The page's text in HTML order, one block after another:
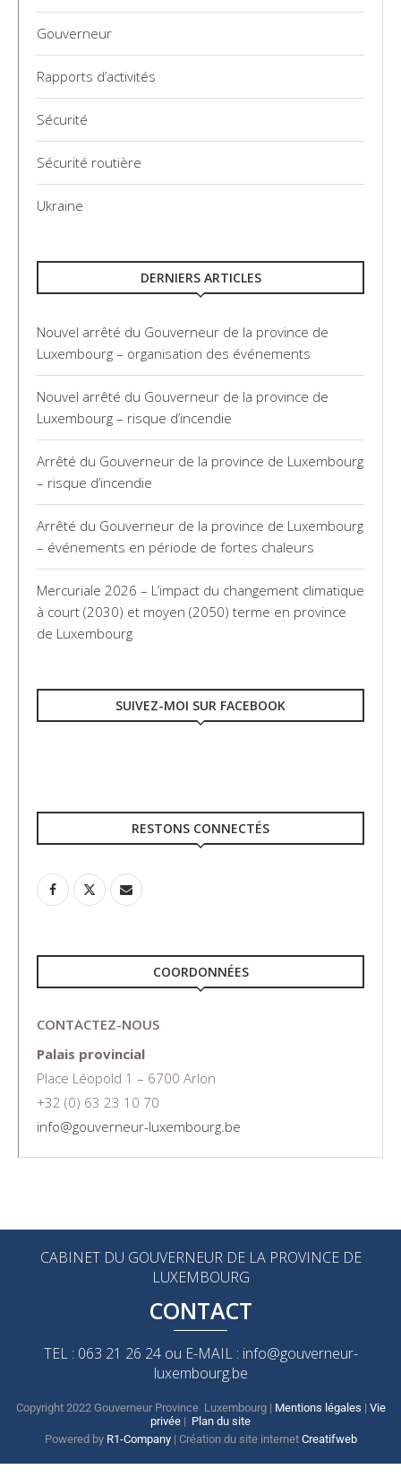
Gouverneur
Rapports d’activités
Sécurité
Sécurité routière
Ukraine
DERNIERS ARTICLES
Nouvel arrêté du Gouverneur de la province de
Luxembourg – organisation des événements
Nouvel arrêté du Gouverneur de la province de
Luxembourg – risque d’incendie
Arrêté du Gouverneur de la province de Luxembourg
– risque d’incendie
Arrêté du Gouverneur de la province de Luxembourg
– événements en période de fortes chaleurs
Mercuriale 2026 – L’impact du changement climatique
à court (2030) et moyen (2050) terme en province
de Luxembourg
SUIVEZ-MOI SUR FACEBOOK
RESTONS CONNECTÉS
COORDONNÉES
CONTACTEZ-NOUS
Palais provincial
Place Léopold 1 – 6700 Arlon
+32 (0) 63 23 10 70
info@gouverneur-luxembourg.be
CABINET DU GOUVERNEUR DE LA PROVINCE DE
LUXEMBOURG
CONTACT
TEL : 063 21 26 24 ou E-MAIL : info@gouverneur-
luxembourg.be
Copyright 2022 Gouverneur Province Luxembourg | Mentions légales | Vie
privée | Plan du site
Powered by R1-Company| Création du site internet Creatifweb